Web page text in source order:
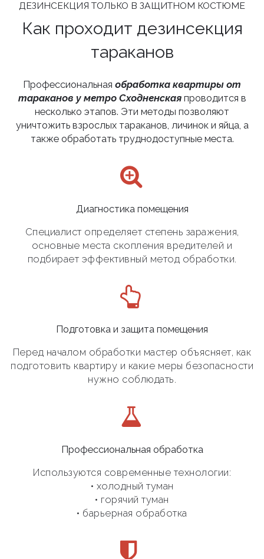
ДЕЗИНСЕКЦИЯ ТОЛЬКО В ЗАЩИТНОМ КОСТЮМЕ
Как проходит дезинсекция
тараканов
Профессиональная обработка квартиры от
тараканов у метро Сходненскаяпроводится в
несколько этапов. Эти методы позволяют
уничтожить взрослых тараканов, личинок и яйца, а
также обработать труднодоступные места.
Диагностика помещения
Специалист определяет степень заражения,
основные места скопления вредителей и
подбирает эффективный метод обработки.
Подготовка и защита помещения
Перед началом обработки мастер объясняет, как
подготовить квартиру и какие меры безопасности
нужно соблюдать.
Профессиональная обработка
Используются современные технологии:
• холодный туман
• горячий туман
• барьерная обработка